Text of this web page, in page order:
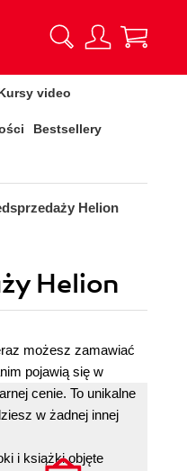
video
Bestsellery
Helion
Helion
możesz zamawiać
pojawią się w
cenie. To unikalne
w żadnej innej
i książki objęte